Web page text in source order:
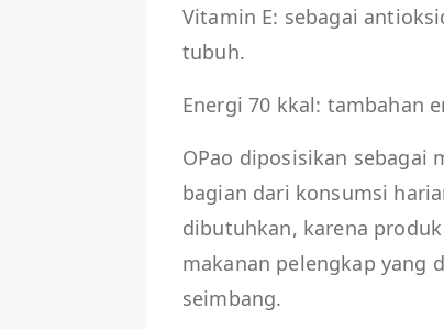
Vitamin E: sebagai
tubuh.
Energi 70 kkal: tambahan
OPao diposisikan sebagai
bagian dari konsumsi
dibutuhkan, karena
makanan pelengkap yang
seimbang.